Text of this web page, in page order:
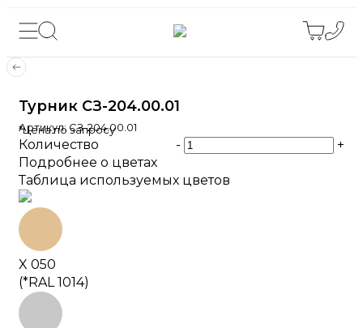
Турник СЗ-204.00.01
Артикул: СЗ-204.00.01
*Цена по запросу
Количество -
+
Подробнее о цветах
Таблица используемых цветов
X 050
(*RAL 1014)